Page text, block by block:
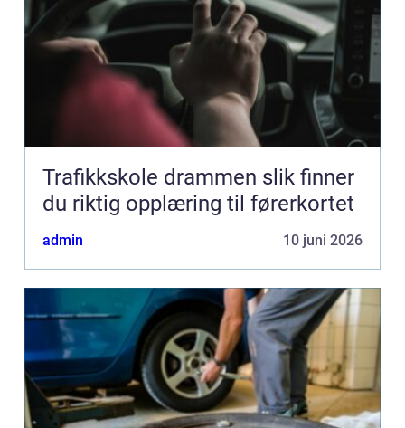
Trafikkskole drammen slik finner
du riktig opplæring til førerkortet
admin 10 juni 2026